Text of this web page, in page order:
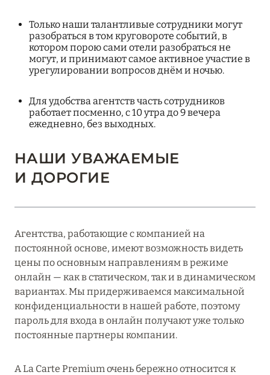
Только наши талантливые сотрудники могут
разобраться в том круговороте событий, в
котором порою сами отели разобраться не
могут, и принимают самое активное участие в
урегулировании вопросов днём и ночью.
Для удобства агентств часть сотрудников
работает посменно, с 10 утра до 9 вечера
ежедневно, без выходных.
НАШИ УВАЖАЕМЫЕ
И ДОРОГИЕ
Агентства, работающие с компанией на
постоянной основе, имеют возможность видеть
цены по основным направлениям в режиме
онлайн — как в статическом, так и в динамическом
вариантах. Мы придерживаемся максимальной
конфиденциальности в нашей работе, поэтому
пароль для входа в онлайн получают уже только
постоянные партнеры компании.
A La Carte Premium очень бережно относится к